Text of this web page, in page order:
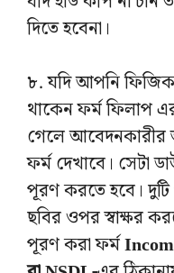
দিতে হবেনা।
৮. যদি আপনি
থাকেন ফর্ম ফিলাপ
গেলে আবেদনকারীর
ফর্ম দেখাবে। সেটা
পূরণ করতে হবে। দুটি
ছবির ওপর স্বাক্ষর
পূরণ করা ফর্ম